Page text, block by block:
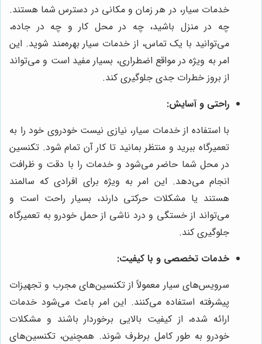
خدمات سیار، در هر زمان و مکانی در دسترس شما هستند.
چه در منزل باشید، چه در محل کار و چه در جاده،
می‌توانید با یک تماس، از خدمات سیار بهره‌مند شوید. این
امر به ویژه در مواقع اضطراری، بسیار مفید است و می‌تواند
از بروز خطرات جدی جلوگیری کند.
راحتی و آسایش:
با استفاده از خدمات سیار، نیازی نیست خودروی خود را به
تعمیرگاه ببرید و منتظر بمانید تا کار آن تمام شود. تکنسین
در محل شما حاضر می‌شود و خدمات را با دقت و ظرافت
انجام می‌دهد. این امر به ویژه برای افرادی که سالمند
هستند یا مشکلات حرکتی دارند، بسیار راحت است و
می‌تواند از خستگی و درد ناشی از حمل خودرو به تعمیرگاه
جلوگیری کند.
خدمات تخصصی و با کیفیت:
سرویس‌های سیار معمولاً از تکنسین‌های مجرب و تجهیزات
پیشرفته استفاده می‌کنند. این امر باعث می‌شود خدمات
ارائه شده، از کیفیت بالایی برخوردار باشند و مشکلات
خودرو به طور کامل برطرف شوند. همچنین، تکنسین‌های